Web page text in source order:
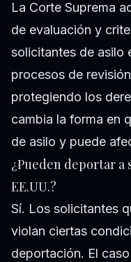
La Corte Suprema
de evaluación y
solicitantes de asilo
procesos de
protegiendo los
cambia la forma en
de asilo y puede
¿Pueden deportar a
EE.UU.?
Sí. Los solicitantes
violan ciertas
deportación. El